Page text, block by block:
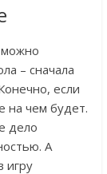
можно
– сначала
если
на чем будет.
дело
А
игру